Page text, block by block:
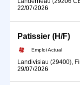
22/07/2026
Patissier (H/F)
Emploi Actual
Landivisiau (29400),
29/07/2026